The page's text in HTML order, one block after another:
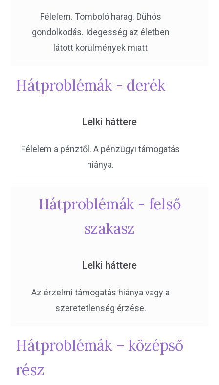
Félelem. Tomboló harag. Dühös
gondolkodás. Idegesség az életben
látott körülmények miatt
Hátproblémák - derék
Lelki háttere
Félelem a pénztől. A pénzügyi támogatás
hiánya.
Hátproblémák - felső
szakasz
Lelki háttere
Az érzelmi támogatás hiánya vagy a
szeretetlenség érzése.
Hátproblémák – középső
rész